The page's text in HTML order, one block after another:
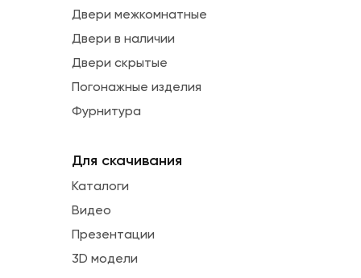
Двери межкомнатные
Двери в наличии
Двери скрытые
Погонажные изделия
Фурнитура
Для скачивания
Каталоги
Видео
Презентации
3D модели